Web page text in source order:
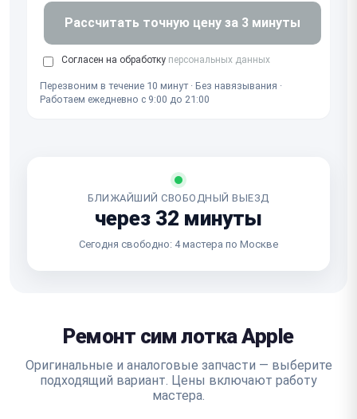
Рассчитать точную цену за 3 минуты
Согласен на обработку персональных данных
Перезвоним в течение 10 минут · Без навязывания ·
Работаем ежедневно с 9:00 до 21:00
БЛИЖАЙШИЙ СВОБОДНЫЙ ВЫЕЗД
через 32 минуты
Сегодня свободно: 4 мастера по Москве
Ремонт сим лотка Apple
Оригинальные и аналоговые запчасти — выберите
подходящий вариант. Цены включают работу
мастера.